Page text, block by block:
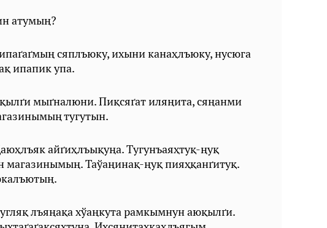
атумың?
сяплъюку, ихыни канаҳлъюку, нусюга
ипапик упа.
мыґналюни. Пиқсяґат иляңита, сяңанми
тугутын.
айґиҳлъықуңа. Тугунъаяҳтуқ-ңуқ
магазинымың. Таўаңинақ-ңуқ пияҳқанґитуқ.
лъяңақа хўаңкута рамкымнун аюқылґи.